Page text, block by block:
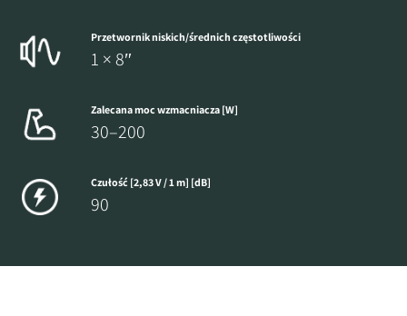
Przetwornik niskich/średnich częstotliwości
1 × 8″
Zalecana moc wzmacniacza [W]
30–200
Czułość [2,83 V / 1 m] [dB]
90